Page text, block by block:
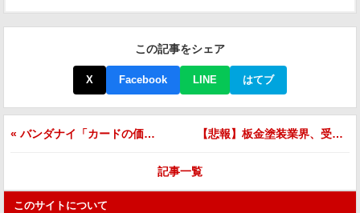
この記事をシェア
X Facebook LINE はてブ
« バンダナイ「カードの価値30年間保証するわ」金融庁「……これ玩具か金融商品かわからんのやが」 【悲報】板金塗装業界、受付カラーを「白・黒・銀」3色に緊急統一 赤で預けたらシルバーで返ってきたSNS民「？？？」 »
記事一覧
このサイトについて